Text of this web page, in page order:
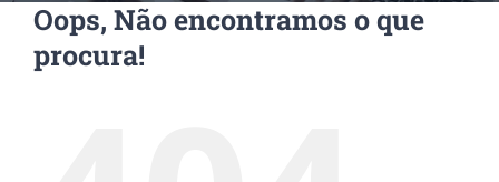
Oops, Não encontramos o que
procura!